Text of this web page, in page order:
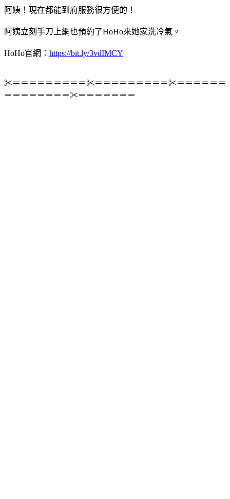
阿姨！現在都能到府服務很方便的！
阿姨立刻手刀上網也預約了HoHo來她家洗冷氣。
HoHo官網： https://bit.ly/3vdIMCY
✂＝＝＝＝＝＝＝＝＝✂＝＝＝＝＝＝＝＝＝✂＝＝＝＝＝＝
＝＝＝＝＝＝＝＝✂＝＝＝＝＝＝＝